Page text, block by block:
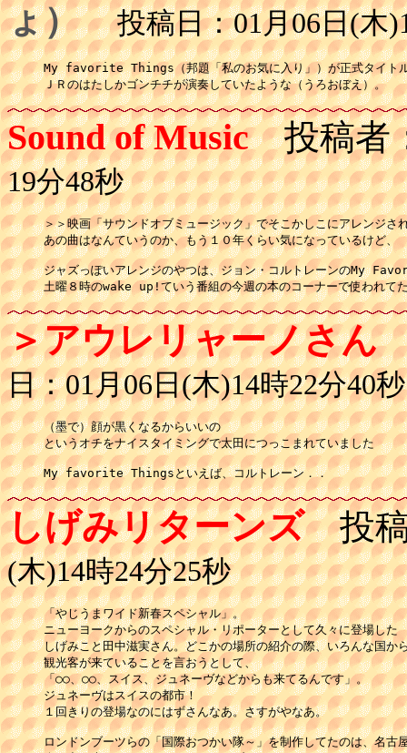
ょ） 投稿日：01月06日(木
My favorite Things（邦題「私のお気に入り」）が正式タイト
ＪＲのはたしかゴンチチが演奏していたような（うろおぼえ）。
Sound of Music投稿者
19分48秒
＞＞映画「サウンドオブミュージック」でそこかしこにアレンジさ
あの曲はなんていうのか、もう１０年くらい気になっているけど、
ジャズっぽいアレンジのやつは、ジョン・コルトレーンのMy
土曜８時のwake up!ていう番組の今週の本のコーナーで使われて
＞アウレリャーノさん
日：01月06日(木)14時22分40秒
（墨で）顔が黒くなるからいいの
というオチをナイスタイミングで太田につっこまれていました
My favorite Thingsといえば、コルトレーン．．
しげみリターンズ投稿
(木)14時24分25秒
「やじうまワイド新春スペシャル」。
ニューヨークからのスペシャル・リポーターとして久々に登場した
しげみこと田中滋実さん。どこかの場所の紹介の際、いろんな国か
観光客が来ていることを言おうとして、
「○○、○○、スイス、ジュネーヴなどからも来てるんです」。
ジュネーヴはスイスの都市！
１回きりの登場なのにはずさんなあ。さすがやなあ。
ロンドンブーツらの「国際おつかい隊～」を制作してたのは、名古